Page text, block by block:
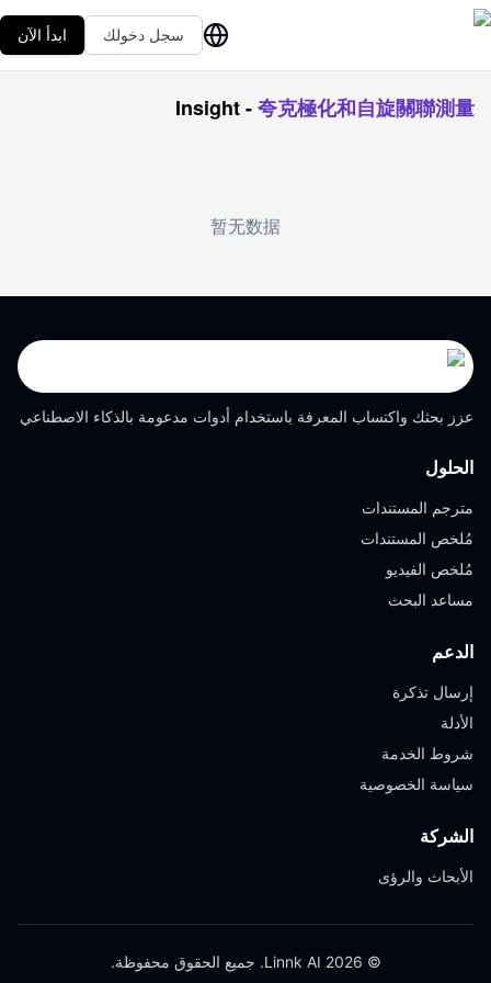
سجل دخولك ابدأ الآن
Insight-夸克極化和自旋關聯測量
暂无数据
عزز بحثك واكتساب المعرفة باستخدام أدوات مدعومة بالذكاء الاصطناعي
الحلول
مترجم المستندات
مُلخص المستندات
مُلخص الفيديو
مساعد البحث
الدعم
إرسال تذكرة
الأدلة
شروط الخدمة
سياسة الخصوصية
الشركة
الأبحاث والرؤى
© 2026 Linnk AI. جميع الحقوق محفوظة.